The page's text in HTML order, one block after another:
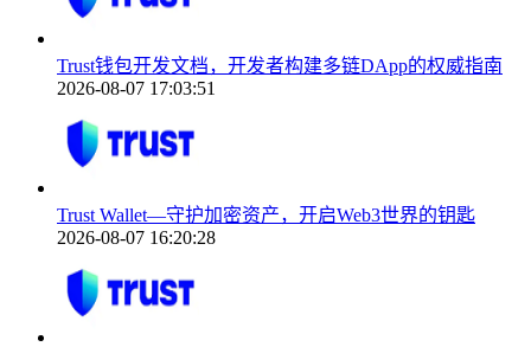
Trust钱包开发文档，开发者构建多链DApp的权威指南
2026-08-07 17:03:51
Trust Wallet—守护加密资产，开启Web3世界的钥匙
2026-08-07 16:20:28